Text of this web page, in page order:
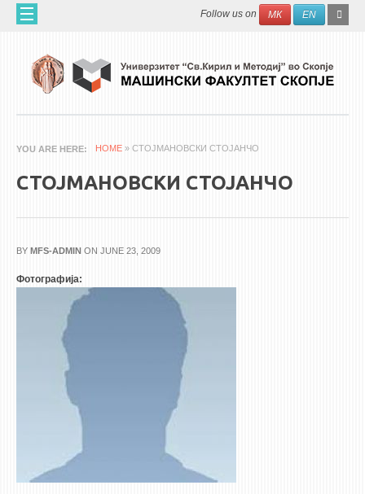
Skip to main content Search
Follow us on МК EN
ЗА НАС
60 ГОДИНИ МФ
НАУЧНА ДЕЈНОСТ
АПЛИКАТИВНА ДЕЈНОСТ
МЕЃУНАРОДНА СОРАБОТКА
ERASMUS+
QIM-SEE
WATERBRIDGING
AIR QUALITY MODELLING
YOU ARE HERE HOME » СТОЈМАНОВСКИ СТОЈАНЧО
СТОЈМАНОВСКИ СТОЈАНЧО
BY MFS-ADMIN ON JUNE 23, 2009
Фотографија: